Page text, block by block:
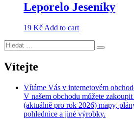
Leporelo Jeseníky
19 Kč Add to cart
Hledat:
Hledání
Vítejte
Vítáme Vás v internetovém
V našem obchodu můžete zakoupit
(aktuálně pro rok 2026) mapy,
pohlednice a jiné výrobky.